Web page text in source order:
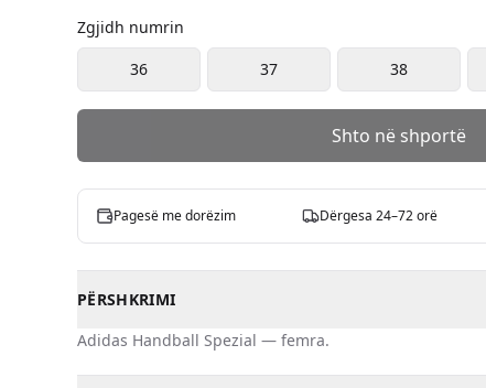
Zgjidh numrin
36 37 38
Shto në shportë
Pagesë me dorëzim Dërgesa 24–72 orë
PËRSHKRIMI
Adidas Handball Spezial — femra.